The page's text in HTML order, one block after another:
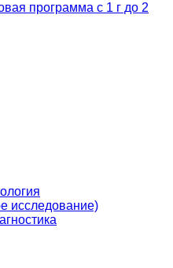
программа с 1 г до 2
исследование)